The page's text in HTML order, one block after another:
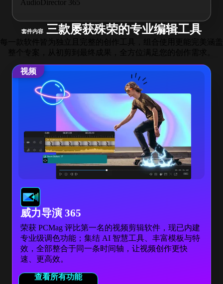
AudioDirector 365
套件内容 三款屡获殊荣的专业编辑工具
每一款软件皆为独立且完整的创作工具，组合使用更能完美涵盖
整个专案，从初剪到最终成果，全方位满足您的创作需求。
威力导演 365
荣获 PCMag 评比第一名的视频剪辑软件，现已内建
专业级调色功能；集结 AI 智慧工具、丰富模板与特
效，全部整合于同一条时间轴，让视频创作更快
速、更高效。
视频
查看所有功能